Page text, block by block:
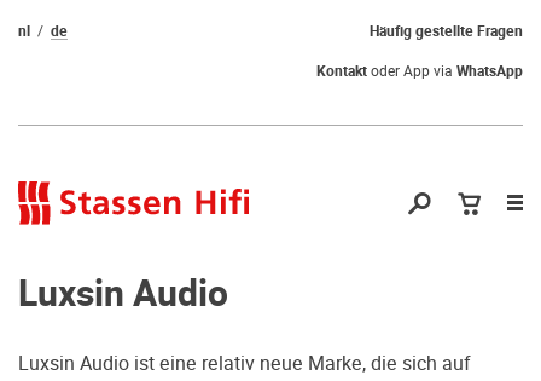
Häufig gestellte Fragen
nl
de
Kontaktoder App via WhatsApp
Luxsin Audio
Luxsin Audio ist eine relativ neue Marke, die sich auf